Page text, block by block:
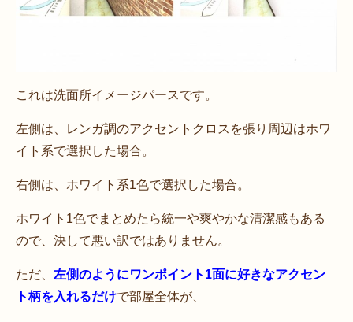
これは洗面所イメージパースです。
左側は、レンガ調のアクセントクロスを張り周辺はホワ
イト系で選択した場合。
右側は、ホワイト系1色で選択した場合。
ホワイト1色でまとめたら統一や爽やかな清潔感もある
ので、決して悪い訳ではありません。
ただ、 左側のようにワンポイント1面に好きなアクセン
ト柄を入れるだけで部屋全体が、